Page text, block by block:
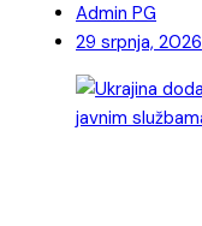
Admin PG
29 srpnja, 2026